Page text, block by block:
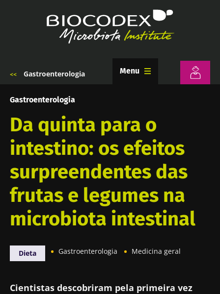
Gastroenterologia Menu
Gastroenterologia
Da quinta para o
intestino: os efeitos
surpreendentes das
frutas e legumes na
microbiota intestinal
Dieta Gastroenterologia Medicina geral
Cientistas descobriram pela primeira vez